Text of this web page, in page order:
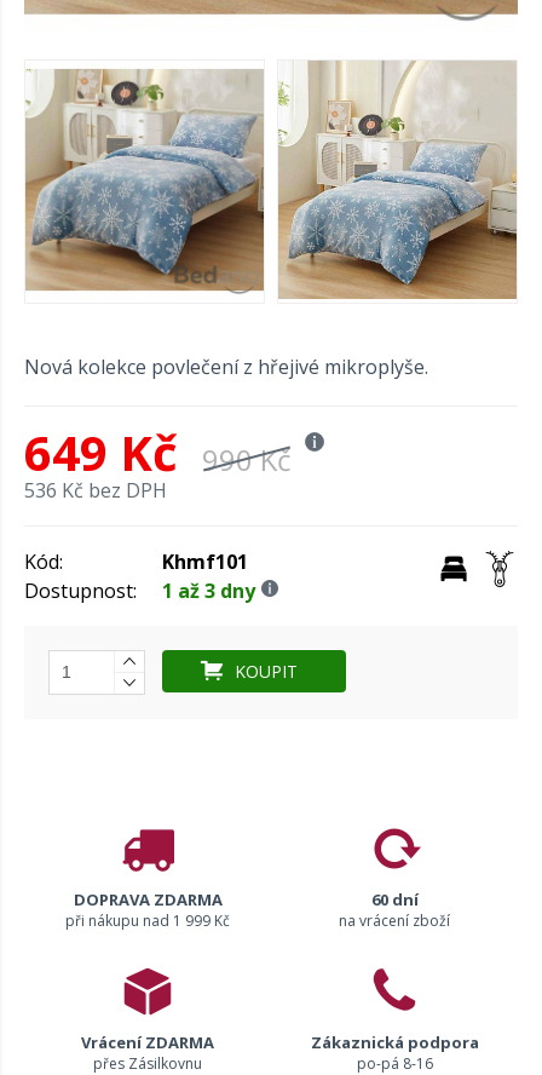
Nová kolekce povlečení z hřejivé mikroplyše.
649 Kč 990 Kč
536 Kč bez DPH
Kód:
Khmf101
Dostupnost:
1 až 3 dny
KOUPIT
DOPRAVA ZDARMA
při nákupu nad 1 999 Kč
60 dní
na vrácení zboží
Vrácení ZDARMA
přes Zásilkovnu
Zákaznická podpora
po-pá 8-16